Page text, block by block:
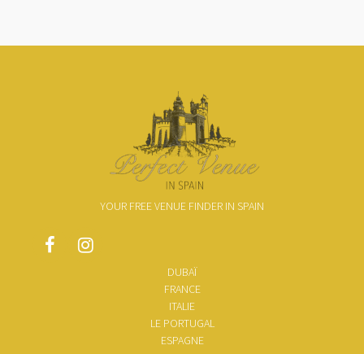
YOUR FREE VENUE FINDER IN SPAIN
DUBAÏ
FRANCE
ITALIE
LE PORTUGAL
ESPAGNE